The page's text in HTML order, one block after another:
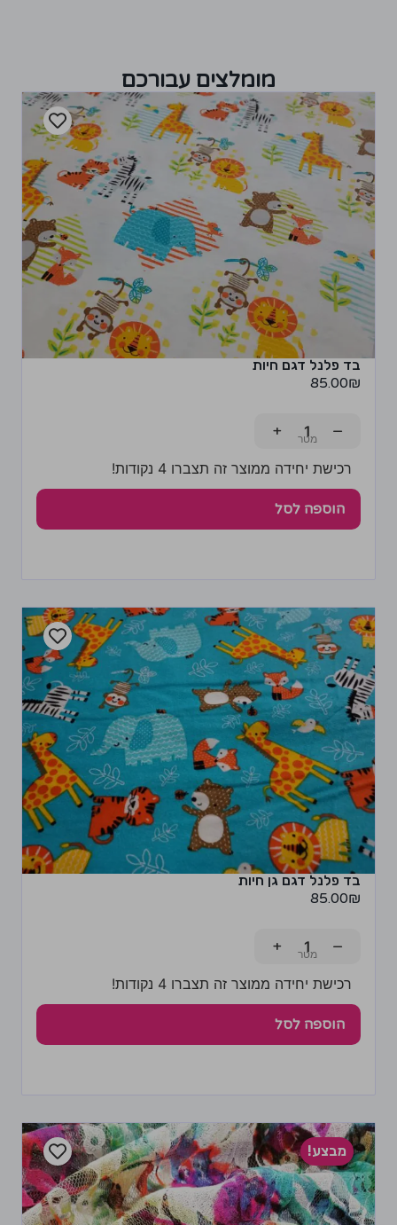
מומלצים עבורכם
בד פלנל דגם חיות
85.00₪
−
+
רכישת יחידה ממוצר זה תצברו 4 נקודות!
הוספה לסל
בד פלנל דגם גן חיות
85.00₪
−
+
רכישת יחידה ממוצר זה תצברו 4 נקודות!
הוספה לסל
מבצע!